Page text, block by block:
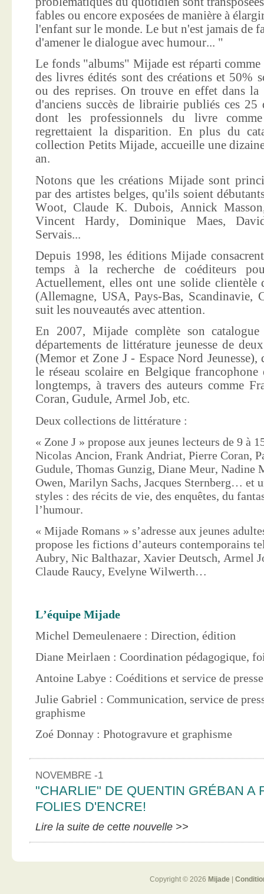
fables ou encore exposées de manière à
l'enfant sur le monde. Le but n'est jamais de
d'amener le dialogue avec humour... "
Le fonds "albums" Mijade est réparti
des livres édités sont des créations et 50%
ou des reprises. On trouve en effet dans
d'anciens succès de librairie publiés ces 25
dont les professionnels du livre
regrettaient la disparition. En plus du
collection Petits Mijade, accueille une
an.
Notons que les créations Mijade sont
par des artistes belges, qu'ils soient
Woot, Claude K. Dubois, Annick
Vincent Hardy, Dominique Maes,
Servais...
Depuis 1998, les éditions Mijade
temps à la recherche de coéditeurs
Actuellement, elles ont une solide clientèle
(Allemagne, USA, Pays-Bas, Scandinavie,
suit les nouveautés avec attention.
En 2007, Mijade complète son
départements de littérature jeunesse de
(Memor et Zone J - Espace Nord
le réseau scolaire en Belgique francophone
longtemps, à travers des auteurs comme
Coran, Gudule, Armel Job, etc.
Deux collections de littérature :
« Zone J » propose aux jeunes lecteurs de 9 à
Nicolas Ancion, Frank Andriat, Pierre Coran,
Gudule, Thomas Gunzig, Diane Meur, Nadine
Owen, Marilyn Sachs, Jacques Sternberg… et
styles : des récits de vie, des enquêtes, du
l’humour.
« Mijade Romans » s’adresse aux jeunes
propose les fictions d’auteurs contemporains
Aubry, Nic Balthazar, Xavier Deutsch, Armel
Claude Raucy, Evelyne Wilwerth…
L’équipe Mijade
Michel Demeulenaere : Direction, édition
Diane Meirlaen : Coordination pédagogique,
Antoine Labye : Coéditions et service de
Julie Gabriel : Communication, service de
graphisme
Zoé Donnay : Photogravure et graphisme
NOVEMBRE -1
"CHARLIE" DE QUENTIN GRÉBAN A
FOLIES D'ENCRE!
Lire la suite de cette nouvelle >>
Copyright © 2026 Mijade|